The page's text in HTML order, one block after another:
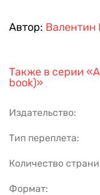
Автор: Валентин
Также в серии
book)»
Издательство:
Тип переплета:
Количество
Формат: